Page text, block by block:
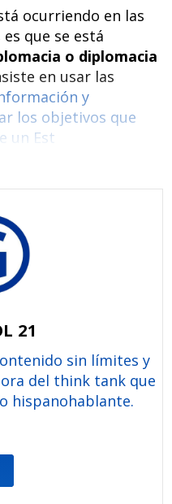
ocurriendo en las
que se está
o diplomacia
en usar las
y
los objetivos que
un Est
21
sin límites y
del think tank que
hispanohablante.